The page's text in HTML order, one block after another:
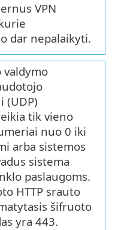
VPN
dar nepalaikyti.
valdymo
(UDP)
tik vieno
nuo 0 iki
arba sistemos
sistema
paslaugoms.
HTTP srauto
šifruoto
yra 443.